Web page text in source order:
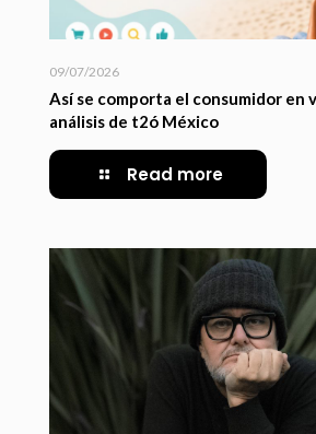
09/07/2026
Así se comporta el consumidor en
análisis de t2ó México
Read more